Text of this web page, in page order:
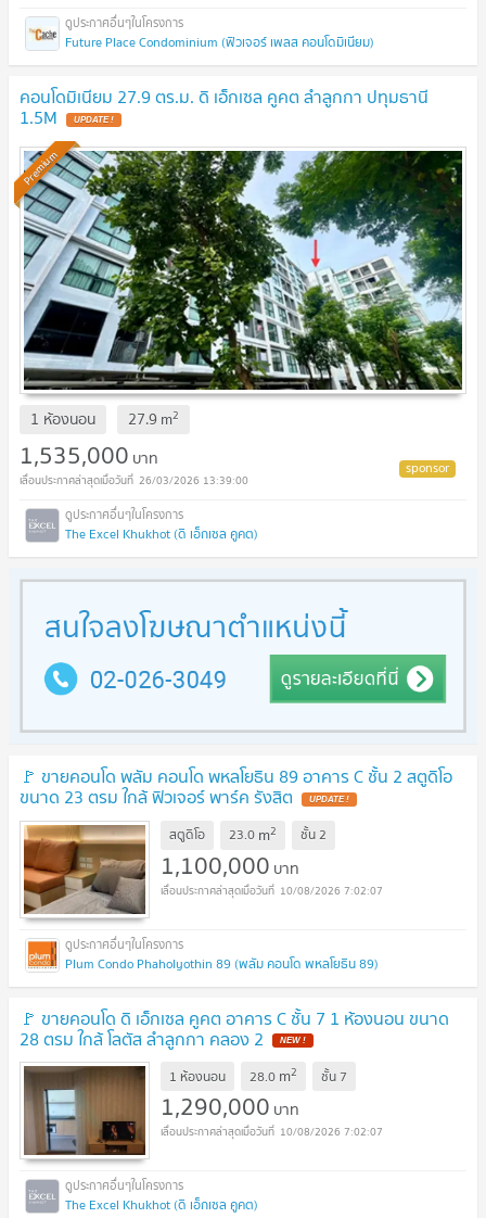
Future Place Condominium (ฟิวเจอร์ เพลส คอนโดมิเนียม)
คอนโดมิเนียม 27.9 ตร.ม. ดิ เอ็กเซล คูคต ลำลูกกา ปทุมธานี
1.5M UPDATE !
Premium
1 ห้องนอน 27.9 m2
1,535,000 บาท
26/03/2026 13:39:00
The Excel Khukhot (ดิ เอ็กเซล คูคต)
🚩 ขายคอนโด พลัม คอนโด พหลโยธิน 89 อาคาร C ชั้น 2 สตูดิโอ
ขนาด 23 ตรม ใกล้ ฟิวเจอร์ พาร์ค รังสิต UPDATE !
สตูดิโอ 23.0 m2 ชั้น2
1,100,000 บาท
10/08/2026 7:02:07
Plum Condo Phaholyothin 89 (พลัม คอนโด พหลโยธิน 89)
🚩 ขายคอนโด ดิ เอ็กเซล คูคต อาคาร C ชั้น 7 1 ห้องนอน ขนาด
28 ตรม ใกล้ โลตัส ลำลูกกา คลอง 2 NEW !
1 ห้องนอน 28.0 m2 ชั้น 7
1,290,000 บาท
10/08/2026 7:02:07
The Excel Khukhot (ดิ เอ็กเซล คูคต)